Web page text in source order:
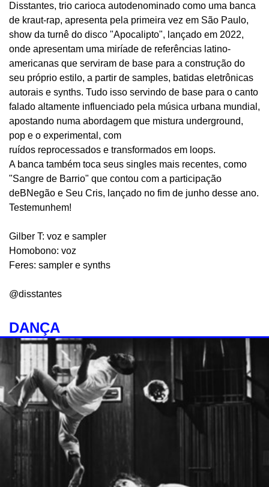
Disstantes, trio carioca autodenominado como uma banca
de kraut-rap, apresenta pela primeira vez em São Paulo,
show da turnê do disco "Apocalipto", lançado em 2022,
onde apresentam uma miríade de referências latino-
americanas que serviram de base para a construção do
seu próprio estilo, a partir de samples, batidas eletrônicas
autorais e synths. Tudo isso servindo de base para o canto
falado altamente influenciado pela música urbana mundial,
apostando numa abordagem que mistura underground,
pop e o experimental, com
ruídos reprocessados e transformados em loops.
A banca também toca seus singles mais recentes, como
"Sangre de Barrio" que contou com a participação
deBNegão e Seu Cris, lançado no fim de junho desse ano.
Testemunhem!
Gilber T: voz e sampler
Homobono: voz
Feres: sampler e synths
@disstantes
DANÇA